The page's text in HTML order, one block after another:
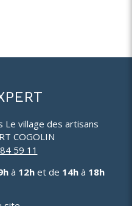
Le village des artisans
COGOLIN
59 11
à 12het de 14hà 18h